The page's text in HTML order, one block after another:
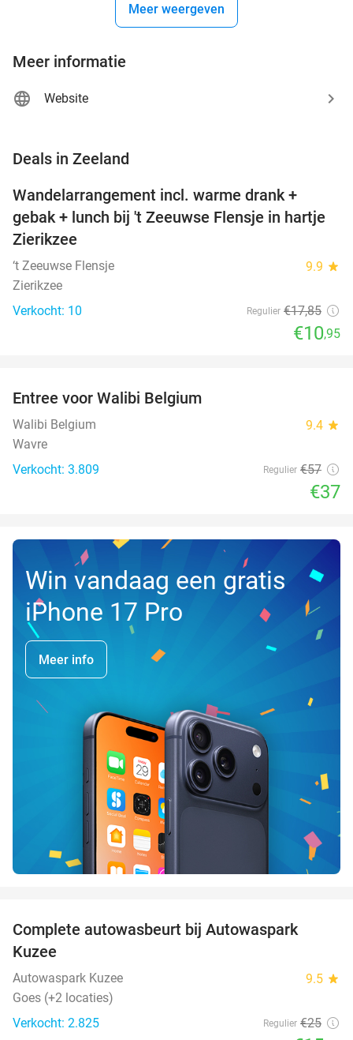
Meer weergeven
Meer informatie
Website
Deals in Zeeland
TODAY
Wandelarrangement incl. warme drank +
gebak + lunch bij 't Zeeuwse Flensje in hartje
Zierikzee
‘t Zeeuwse Flensje 9.9 star
Zierikzee
Verkocht: 10
Regulier €17,85
€10,95
Entree voor Walibi Belgium
Walibi Belgium 9.4 star
Wavre
Verkocht: 3.809
Regulier €57
€37
Win vandaag een gratis
iPhone 17 Pro
Meer info
Complete autowasbeurt bij Autowaspark
Kuzee
Autowaspark Kuzee 9.5 star
Goes (+2 locaties)
Verkocht: 2.825
Regulier €25